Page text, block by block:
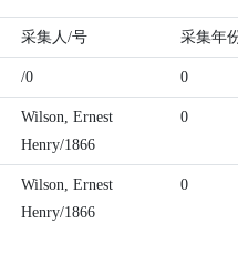
采集人/号 采集年
/0 0
Wilson, Ernest
Henry/1866
0
Wilson, Ernest
Henry/1866
0